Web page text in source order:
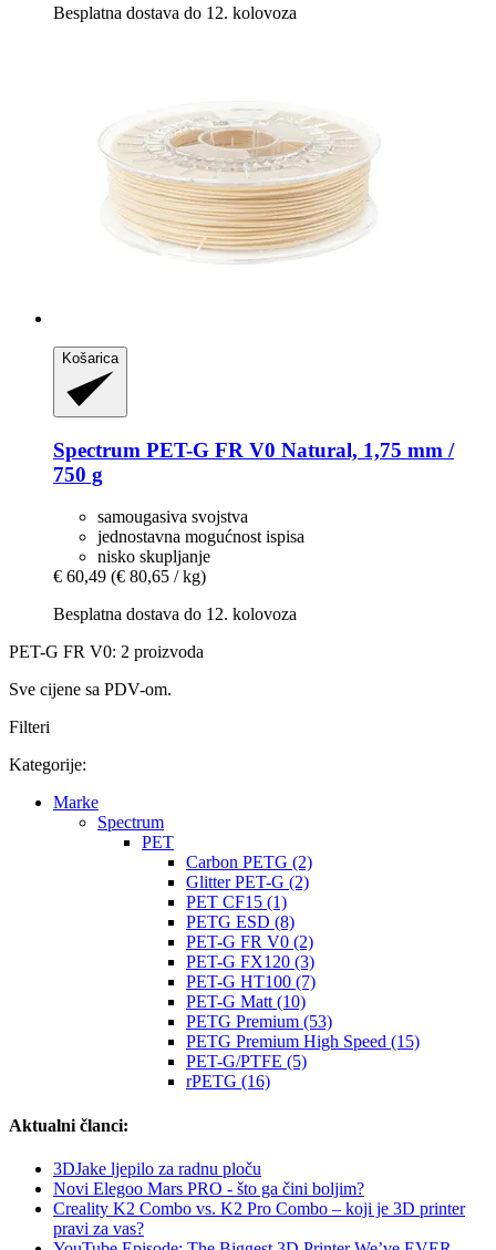
Besplatna dostava do 12. kolovoza
Košarica
Spectrum PET-​G FR V0 Natural, 1,75 mm /
750 g
samougasiva svojstva
jednostavna mogućnost ispisa
nisko skupljanje
€ 60,49 (€ 80,65 / kg)
Besplatna dostava do 12. kolovoza
PET-G FR V0: 2 proizvoda
Sve cijene sa PDV-om.
Filteri
Kategorije:
Marke
Spectrum
PET
Carbon PETG (2)
Glitter PET-G (2)
PET CF15 (1)
PETG ESD (8)
PET-G FR V0 (2)
PET-G FX120 (3)
PET-G HT100 (7)
PET-G Matt (10)
PETG Premium (53)
PETG Premium High Speed (15)
PET-G/PTFE (5)
rPETG (16)
Aktualni članci:
3DJake ljepilo za radnu ploču
Novi Elegoo Mars PRO - što ga čini boljim?
Creality K2 Combo vs. K2 Pro Combo – koji je 3D printer
pravi za vas?